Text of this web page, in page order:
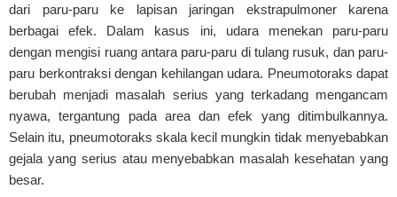
dari paru-paru ke lapisan jaringan ekstrapulmoner karena
berbagai efek. Dalam kasus ini, udara menekan paru-paru
dengan mengisi ruang antara paru-paru di tulang rusuk, dan paru-
paru berkontraksi dengan kehilangan udara. Pneumotoraks dapat
berubah menjadi masalah serius yang terkadang mengancam
nyawa, tergantung pada area dan efek yang ditimbulkannya.
Selain itu, pneumotoraks skala kecil mungkin tidak menyebabkan
gejala yang serius atau menyebabkan masalah kesehatan yang
besar.